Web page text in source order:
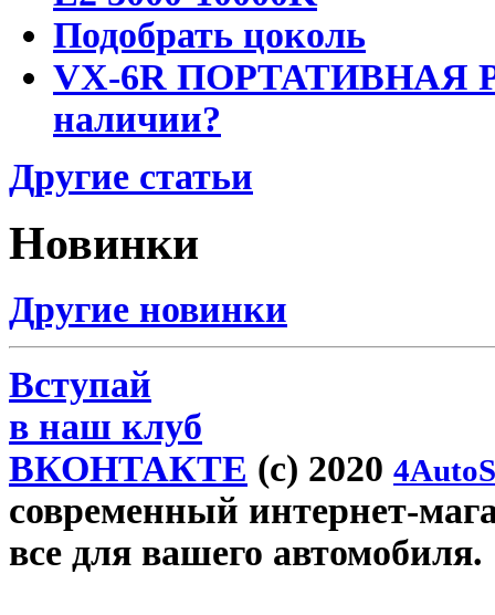
Подобрать цоколь
VX-6R ПОРТАТИВНАЯ
наличии?
Другие статьи
Новинки
Другие новинки
Вступай
в наш клуб
ВКОНТАКТЕ (c) 2020
современный интернет-
все для вашего автомобиля.